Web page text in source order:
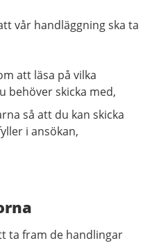
vår handläggning ska ta
att läsa på vilka
behöver skicka med,
så att du kan skicka
i ansökan,
ta fram de handlingar